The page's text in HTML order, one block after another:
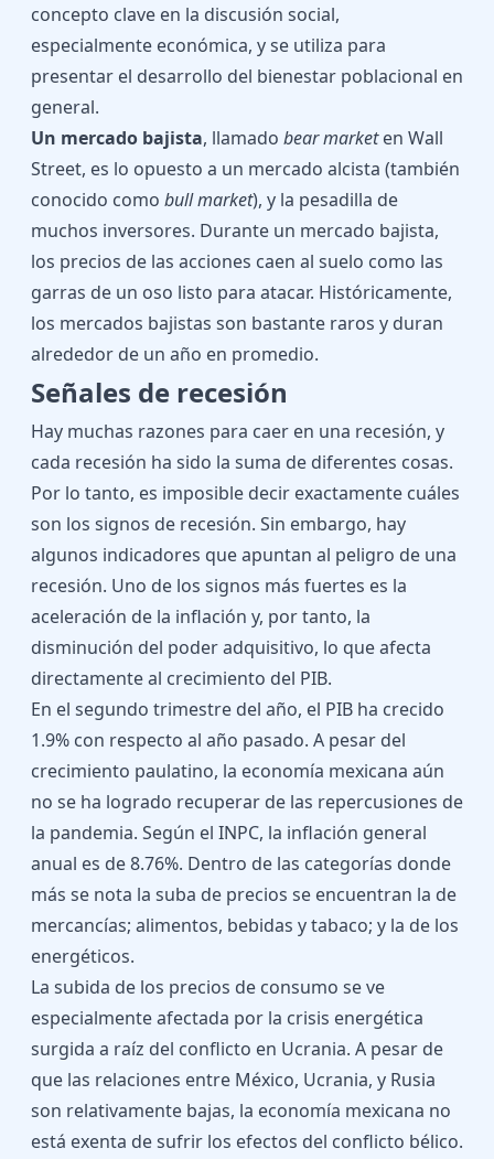
concepto clave en la discusión social,
especialmente económica, y se utiliza para
presentar el desarrollo del bienestar poblacional en
general.
Un mercado bajista, llamado bear marketen Wall
Street, es lo opuesto a un mercado alcista (también
conocido como bull market), y la pesadilla de
muchos inversores. Durante un mercado bajista,
los precios de las acciones caen al suelo como las
garras de un oso listo para atacar. Históricamente,
los mercados bajistas son bastante raros y duran
alrededor de un año en promedio.
Señales de recesión
Hay muchas razones para caer en una recesión, y
cada recesión ha sido la suma de diferentes cosas.
Por lo tanto, es imposible decir exactamente cuáles
son los signos de recesión. Sin embargo, hay
algunos indicadores que apuntan al peligro de una
recesión. Uno de los signos más fuertes es la
aceleración de la inflación y, por tanto, la
disminución del poder adquisitivo, lo que afecta
directamente al crecimiento del PIB.
En el segundo trimestre del año, el PIB ha crecido
1.9% con respecto al año pasado. A pesar del
crecimiento paulatino, la economía mexicana aún
no se ha logrado recuperar de las repercusiones de
la pandemia. Según el INPC, la inflación general
anual es de 8.76%. Dentro de las categorías donde
más se nota la suba de precios se encuentran la de
mercancías; alimentos, bebidas y tabaco; y la de los
energéticos.
La subida de los precios de consumo se ve
especialmente afectada por la crisis energética
surgida a raíz del conflicto en Ucrania. A pesar de
que las relaciones entre México, Ucrania, y Rusia
son relativamente bajas, la economía mexicana no
está exenta de sufrir los efectos del conflicto bélico.